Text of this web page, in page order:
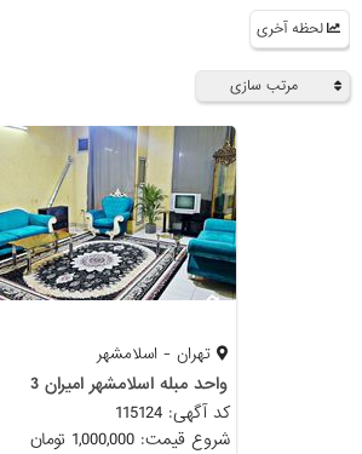
لحظه آخری
مرتب سازی
تهران - اسلامشهر
واحد مبله اسلامشهر امیران 3
کد آگهی: 115124
شروع قیمت: 1,000,000 تومان